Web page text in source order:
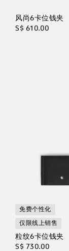
风尚6卡位钱夹
S$ 610.00
免费个性化
仅限线上销售
粒纹6卡位钱夹
S$ 730.00